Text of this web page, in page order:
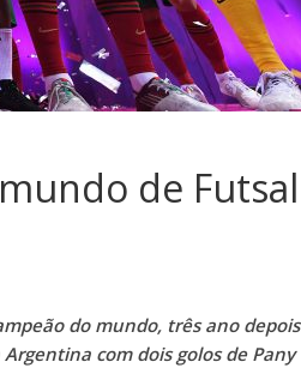
de Futsal
do mundo, três ano depois
com dois golos de Pany